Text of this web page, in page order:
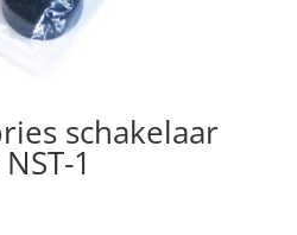
schakelaar
1